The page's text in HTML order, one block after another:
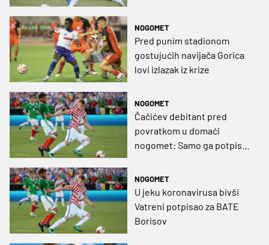
NOGOMET
Pred punim stadionom
gostujućih navijača Gorica
lovi izlazak iz krize
NOGOMET
Čačićev debitant pred
povratkom u domaći
nogomet: Samo ga potpis
prvoligaša
NOGOMET
U jeku koronavirusa bivši
Vatreni potpisao za BATE
Borisov